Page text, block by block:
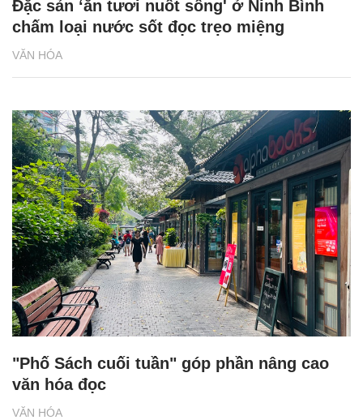
VĂN HÓA
Đặc sản ‘ăn tươi nuốt sống' ở Ninh Bình
chấm loại nước sốt đọc trẹo miệng
VĂN HÓA
"Phố Sách cuối tuần" góp phần nâng cao
văn hóa đọc